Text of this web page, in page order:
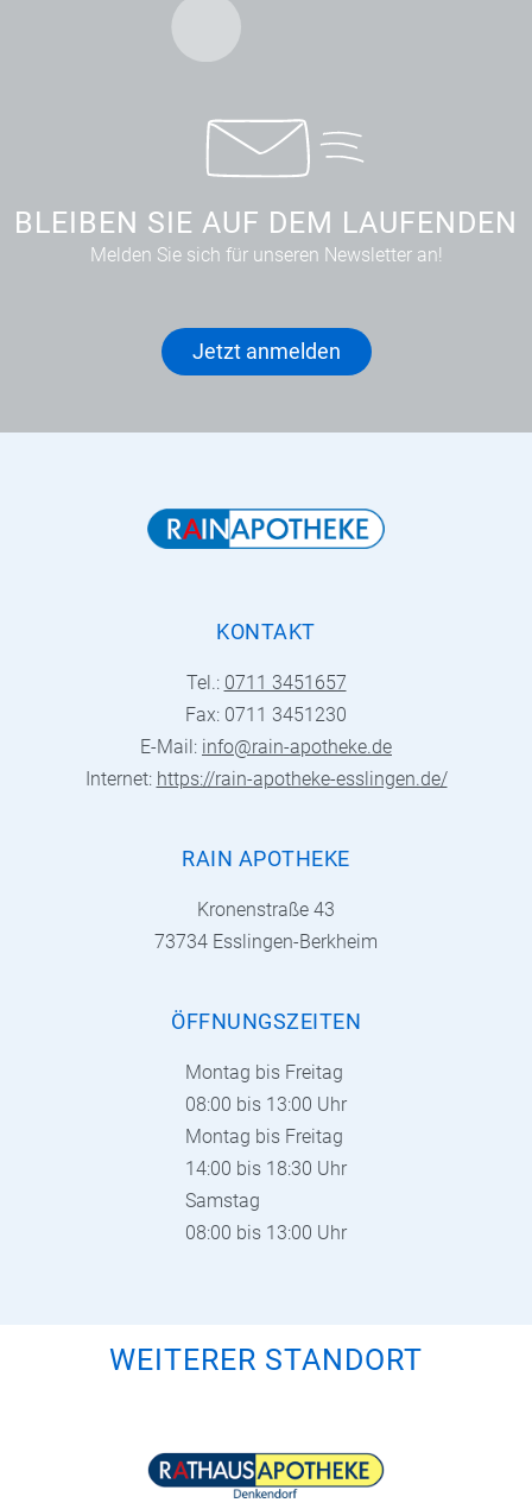
BLEIBEN SIE AUF DEM LAUFENDEN
Melden Sie sich für unseren Newsletter an!
Jetzt anmelden
KONTAKT
Tel.: 0711 3451657
Fax: 0711 3451230
E-Mail: info@rain-apotheke.de
Internet: https://rain-apotheke-esslingen.de/
RAIN APOTHEKE
Kronenstraße 43
73734 Esslingen-Berkheim
ÖFFNUNGSZEITEN
Montag bis Freitag
08:00 bis 13:00 Uhr
Montag bis Freitag
14:00 bis 18:30 Uhr
Samstag
08:00 bis 13:00 Uhr
WEITERER STANDORT